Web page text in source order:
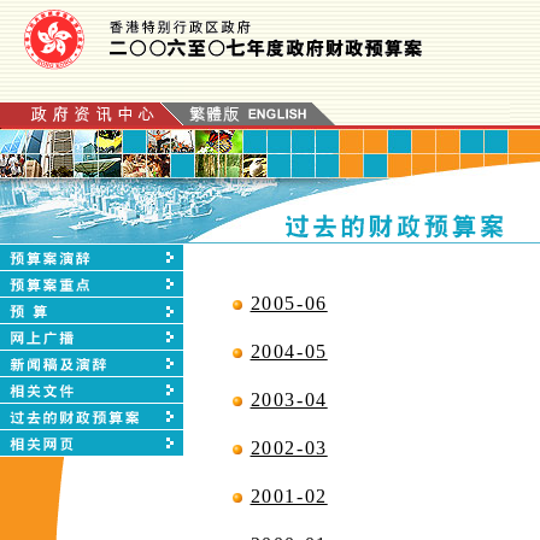
2005-06
2004-05
2003-04
2002-03
2001-02